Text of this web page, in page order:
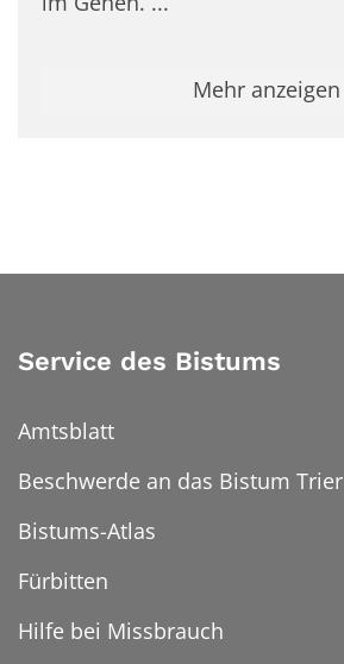
Mehr anzeigen
Service des Bistums
Amtsblatt
Beschwerde an das Bistum Trier
Bistums-Atlas
Fürbitten
Hilfe bei Missbrauch